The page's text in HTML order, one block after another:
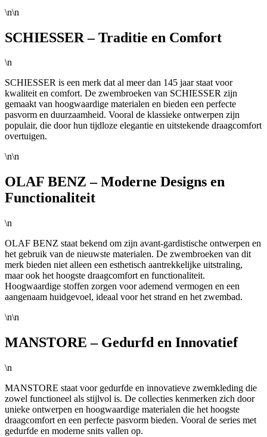
\n\n
SCHIESSER – Traditie en Comfort
\n
SCHIESSER is een merk dat al meer dan 145 jaar staat voor
kwaliteit en comfort. De zwembroeken van SCHIESSER zijn
gemaakt van hoogwaardige materialen en bieden een perfecte
pasvorm en duurzaamheid. Vooral de klassieke ontwerpen zijn
populair, die door hun tijdloze elegantie en uitstekende draagcomfort
overtuigen.
\n\n
OLAF BENZ – Moderne Designs en
Functionaliteit
\n
OLAF BENZ staat bekend om zijn avant-gardistische ontwerpen en
het gebruik van de nieuwste materialen. De zwembroeken van dit
merk bieden niet alleen een esthetisch aantrekkelijke uitstraling,
maar ook het hoogste draagcomfort en functionaliteit.
Hoogwaardige stoffen zorgen voor ademend vermogen en een
aangenaam huidgevoel, ideaal voor het strand en het zwembad.
\n\n
MANSTORE – Gedurfd en Innovatief
\n
MANSTORE staat voor gedurfde en innovatieve zwemkleding die
zowel functioneel als stijlvol is. De collecties kenmerken zich door
unieke ontwerpen en hoogwaardige materialen die het hoogste
draagcomfort en een perfecte pasvorm bieden. Vooral de series met
gedurfde en moderne snits vallen op.